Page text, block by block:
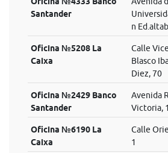
Santander
n
Oficina №5208 La
Caixa
Calle
Blasco
Diez, 70
Oficina №2429 Banco
Santander
Avenida
Victoria,
Oficina №6190 La
Caixa
Calle
1